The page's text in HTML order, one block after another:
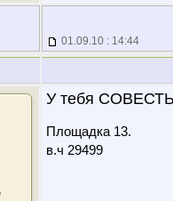
01.09.10 : 14:44
У тебя СОВЕСТЬ
Площадка 13.
в.ч 29499